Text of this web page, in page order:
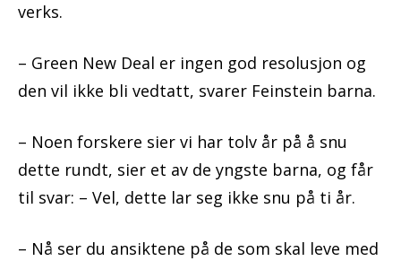
verks.
– Green New Deal er ingen god resolusjon og
den vil ikke bli vedtatt, svarer Feinstein barna.
– Noen forskere sier vi har tolv år på å snu
dette rundt, sier et av de yngste barna, og får
til svar: – Vel, dette lar seg ikke snu på ti år.
– Nå ser du ansiktene på de som skal leve med